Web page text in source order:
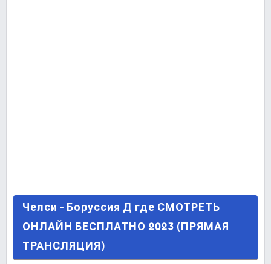
Челси - Боруссия Д где СМОТРЕТЬ ОНЛАЙН
БЕСПЛАТНО 2023 (ПРЯМАЯ ТРАНСЛЯЦИЯ)
Челси - Боруссия Д где СМОТРЕТЬ
ОНЛАЙН БЕСПЛАТНО 2023 (ПРЯМАЯ
ТРАНСЛЯЦИЯ)